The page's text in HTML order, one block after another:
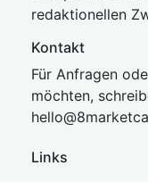
redaktionellen
Kontakt
Für Anfragen
möchten,
hello@8market
Links